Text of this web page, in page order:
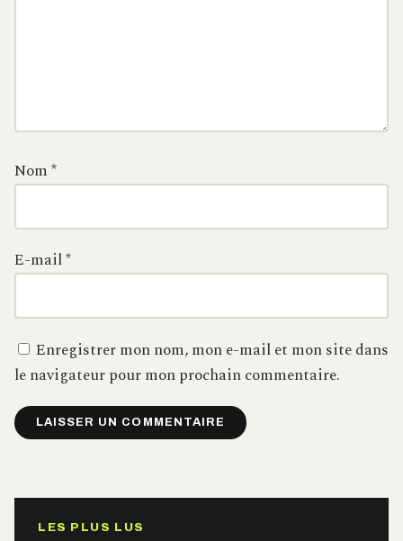
Nom*
E-mail*
Enregistrer mon nom, mon e-mail et mon site dans
le navigateur pour mon prochain commentaire.
LES PLUS LUS